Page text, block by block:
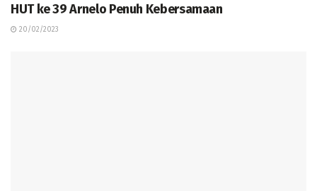
HUT ke 39 Arnelo Penuh Kebersamaan
20/02/2023